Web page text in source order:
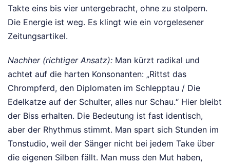
Takte eins bis vier untergebracht, ohne zu stolpern.
Die Energie ist weg. Es klingt wie ein vorgelesener
Zeitungsartikel.
Nachher (richtiger Ansatz): Man kürzt radikal und
achtet auf die harten Konsonanten: „Rittst das
Chrompferd, den Diplomaten im Schlepptau / Die
Edelkatze auf der Schulter, alles nur Schau.“ Hier bleibt
der Biss erhalten. Die Bedeutung ist fast identisch,
aber der Rhythmus stimmt. Man spart sich Stunden im
Tonstudio, weil der Sänger nicht bei jedem Take über
die eigenen Silben fällt. Man muss den Mut haben,